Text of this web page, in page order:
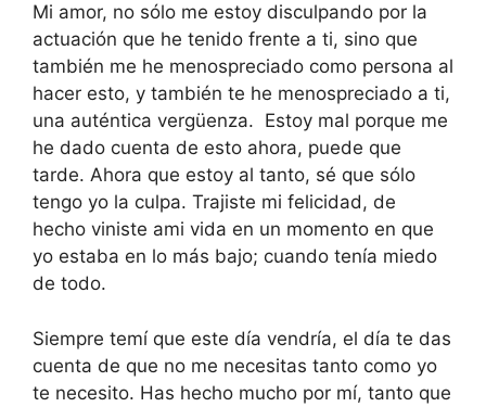
Mi amor, no sólo me estoy disculpando por la
actuación que he tenido frente a ti, sino que
también me he menospreciado como persona al
hacer esto, y también te he menospreciado a ti,
una auténtica vergüenza. Estoy mal porque me
he dado cuenta de esto ahora, puede que
tarde. Ahora que estoy al tanto, sé que sólo
tengo yo la culpa. Trajiste mi felicidad, de
hecho viniste ami vida en un momento en que
yo estaba en lo más bajo; cuando tenía miedo
de todo.
Siempre temí que este día vendría, el día te das
cuenta de que no me necesitas tanto como yo
te necesito. Has hecho mucho por mí, tanto que